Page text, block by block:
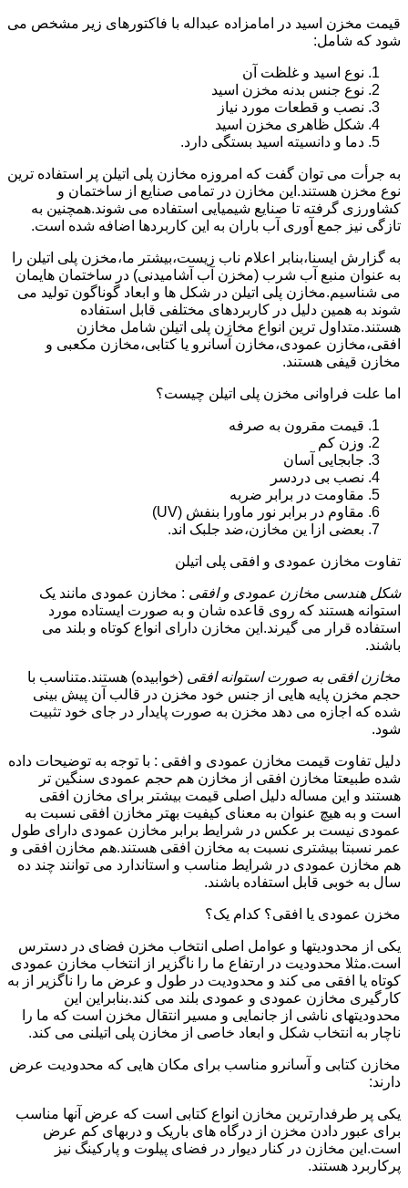
قیمت مخزن اسید در امامزاده عبداله با فاکتورهای زیر مشخص می
شود که شامل:
نوع اسید و غلظت آن
نوع جنس بدنه مخزن اسید
نصب و قطعات مورد نیاز
شکل ظاهری مخزن اسید
دما و دانسیته اسید بستگی دارد.
به جرأت می توان گفت که امروزه مخازن پلی اتیلن پر استفاده ترین
نوع مخزن هستند.این مخازن در تمامی صنایع از ساختمان و
کشاورزی گرفته تا صنایع شیمیایی استفاده می شوند.همچنین به
تازگی نیز جمع آوری آب باران به این کاربردها اضافه شده است.
به گزارش ایسنا،بنابر اعلام ناب زیست،بیشتر ما،مخزن پلی اتیلن را
به عنوان منبع آب شرب (مخزن آب آشامیدنی) در ساختمان هایمان
می شناسیم.مخازن پلی اتیلن در شکل ها و ابعاد گوناگون تولید می
شوند به همین دلیل در کاربردهای مختلفی قابل استفاده
هستند.متداول ترین انواع مخازن پلی اتیلن شامل مخازن
افقی،مخازن عمودی،مخازن آسانرو یا کتابی،مخازن مکعبی و
مخازن قیفی هستند.
اما علت فراوانی مخزن پلی اتیلن چیست؟
قیمت مقرون به صرفه
وزن کم
جابجایی آسان
نصب بی دردسر
مقاومت در برابر ضربه
مقاوم در برابر نور ماورا بنفش (UV)
بعضی ازا ین مخازن،ضد جلبک اند.
تفاوت مخازن عمودی و افقی پلی اتیلن
شکل هندسی مخازن عمودی و افقی : مخازن عمودی مانند یک
استوانه هستند که روی قاعده شان و به صورت ایستاده مورد
استفاده قرار می گیرند.این مخازن دارای انواع کوتاه و بلند می
باشند.
مخازن افقی به صورت استوانه افقی (خوابیده) هستند.متناسب با
حجم مخزن پایه هایی از جنس خود مخزن در قالب آن پیش بینی
شده که اجازه می دهد مخزن به صورت پایدار در جای خود تثبیت
شود.
دلیل تفاوت قیمت مخازن عمودی و افقی : با توجه به توضیحات داده
شده طبیعتا مخازن افقی از مخازن هم حجم عمودی سنگین تر
هستند و این مساله دلیل اصلی قیمت بیشتر برای مخازن افقی
است و به هیچ عنوان به معنای کیفیت بهتر مخازن افقی نسبت به
عمودی نیست بر عکس در شرایط برابر مخازن عمودی دارای طول
عمر نسبتا بیشتری نسبت به مخازن افقی هستند.هم مخازن افقی و
هم مخازن عمودی در شرایط مناسب و استاندارد می توانند چند ده
سال به خوبی قابل استفاده باشند.
مخزن عمودی یا افقی؟ کدام یک؟
یکی از محدودیتها و عوامل اصلی انتخاب مخزن فضای در دسترس
است.مثلا محدودیت در ارتفاع ما را ناگزیر از انتخاب مخازن عمودی
کوتاه یا افقی می کند و محدودیت در طول و عرض ما را ناگزیر از به
کارگیری مخازن عمودی و عمودی بلند می کند.بنابراین این
محدودیتهای ناشی از جانمایی و مسیر انتقال مخزن است که ما را
ناچار به انتخاب شکل و ابعاد خاصی از مخازن پلی اتیلنی می کند.
مخازن کتابی و آسانرو مناسب برای مکان هایی که محدودیت عرض
دارند:
یکی پر طرفدارترین مخازن انواع کتابی است که عرض آنها مناسب
برای عبور دادن مخزن از درگاه های باریک و دربهای کم عرض
است.این مخازن در کنار دیوار در فضای پیلوت و پارکینگ نیز
پرکاربرد هستند.